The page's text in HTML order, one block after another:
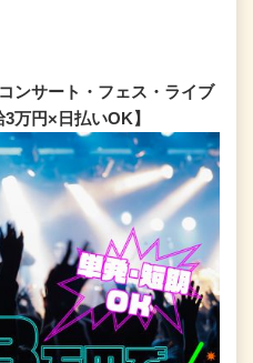
ンサート・フェス・ライブ
万円×日払いOK】